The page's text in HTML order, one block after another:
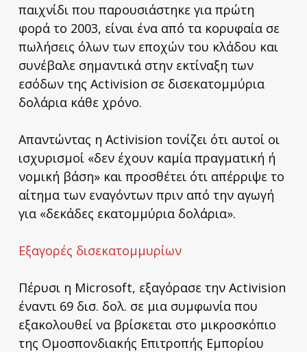
παιχνίδι που παρουσιάστηκε για πρώτη
φορά το 2003, είναι ένα από τα κορυφαία σε
πωλήσεις όλων των εποχών του κλάδου και
συνέβαλε σημαντικά στην εκτίναξη των
εσόδων της Activision σε δισεκατομμύρια
δολάρια κάθε χρόνο.
Απαντώντας η Activision τονίζει ότι αυτοί οι
ισχυρισμοί «δεν έχουν καμία πραγματική ή
νομική βάση» και προσθέτει ότι απέρριψε το
αίτημα των εναγόντων πριν από την αγωγή
για «δεκάδες εκατομμύρια δολάρια».
Εξαγορές δισεκατομμυρίων
Πέρυσι η Microsoft, εξαγόρασε την Activision
έναντι 69 δισ. δολ. σε μια συμφωνία που
εξακολουθεί να βρίσκεται στο μικροσκόπιο
της Ομοσπονδιακής Επιτροπής Εμπορίου